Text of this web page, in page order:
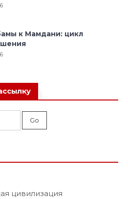
к Мамдани: цикл
цивилизация